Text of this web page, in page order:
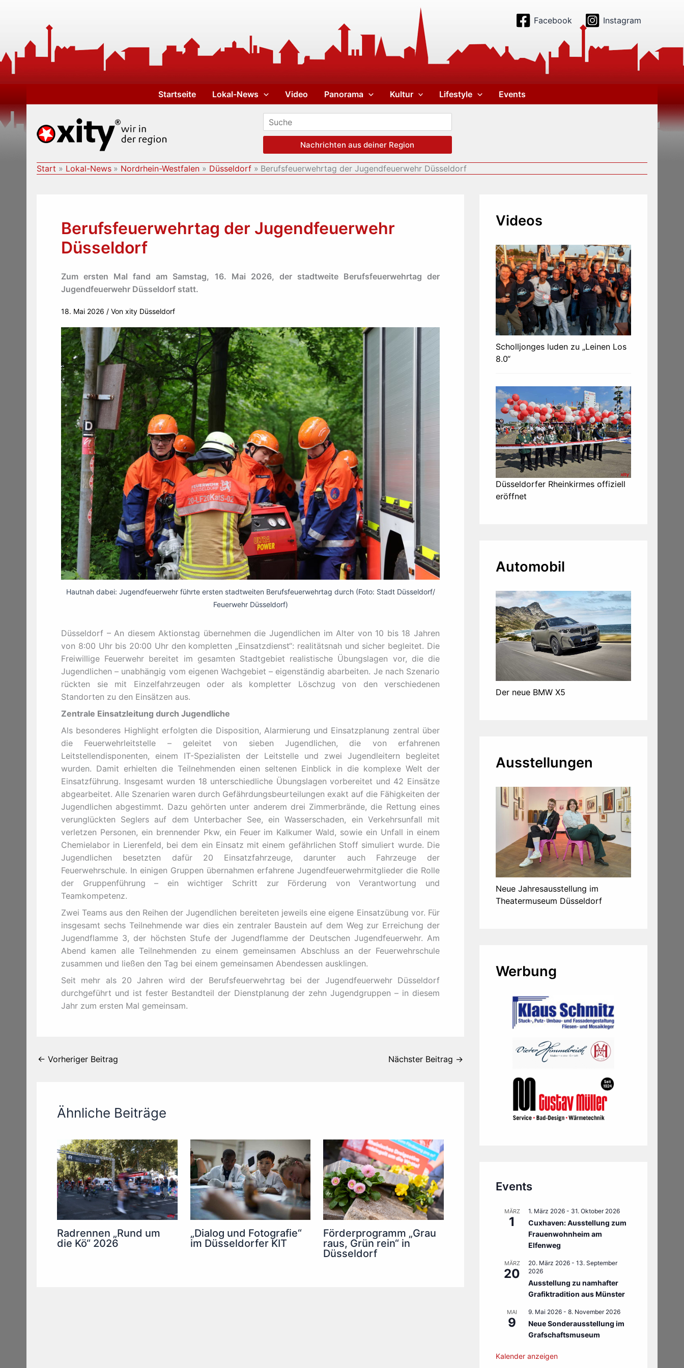
Facebook Instagram
Startseite Lokal-News Video Panorama Kultur Lifestyle Events
Nachrichten aus deiner Region
Start Lokal-News Nordrhein-Westfalen Düsseldorf Berufsfeuerwehrtag der Jugendfeuerwehr Düsseldorf
Berufsfeuerwehrtag der Jugendfeuerwehr
Düsseldorf
Zum ersten Mal fand am Samstag, 16. Mai 2026, der stadtweite Berufsfeuerwehrtag der
Jugendfeuerwehr Düsseldorf statt.
18. Mai 2026 / Von xity Düsseldorf
Hautnah dabei: Jugendfeuerwehr führte ersten stadtweiten Berufsfeuerwehrtag durch (Foto: Stadt Düsseldorf/
Feuerwehr Düsseldorf)
Düsseldorf – An diesem Aktionstag übernehmen die Jugendlichen im Alter von 10 bis 18 Jahren
von 8:00 Uhr bis 20:00 Uhr den kompletten „Einsatzdienst“: realitätsnah und sicher begleitet. Die
Freiwillige Feuerwehr bereitet im gesamten Stadtgebiet realistische Übungslagen vor, die die
Jugendlichen – unabhängig vom eigenen Wachgebiet – eigenständig abarbeiten. Je nach Szenario
rückten sie mit Einzelfahrzeugen oder als kompletter Löschzug von den verschiedenen
Standorten zu den Einsätzen aus.
Zentrale Einsatzleitung durch Jugendliche
Als besonderes Highlight erfolgten die Disposition, Alarmierung und Einsatzplanung zentral über
die Feuerwehrleitstelle – geleitet von sieben Jugendlichen, die von erfahrenen
Leitstellendisponenten, einem IT-Spezialisten der Leitstelle und zwei Jugendleitern begleitet
wurden. Damit erhielten die Teilnehmenden einen seltenen Einblick in die komplexe Welt der
Einsatzführung. Insgesamt wurden 18 unterschiedliche Übungslagen vorbereitet und 42 Einsätze
abgearbeitet. Alle Szenarien waren durch Gefährdungsbeurteilungen exakt auf die Fähigkeiten der
Jugendlichen abgestimmt. Dazu gehörten unter anderem drei Zimmerbrände, die Rettung eines
verunglückten Seglers auf dem Unterbacher See, ein Wasserschaden, ein Verkehrsunfall mit
verletzen Personen, ein brennender Pkw, ein Feuer im Kalkumer Wald, sowie ein Unfall in einem
Chemielabor in Lierenfeld, bei dem ein Einsatz mit einem gefährlichen Stoff simuliert wurde. Die
Jugendlichen besetzten dafür 20 Einsatzfahrzeuge, darunter auch Fahrzeuge der
Feuerwehrschule. In einigen Gruppen übernahmen erfahrene Jugendfeuerwehrmitglieder die Rolle
der Gruppenführung – ein wichtiger Schritt zur Förderung von Verantwortung und
Teamkompetenz.
Zwei Teams aus den Reihen der Jugendlichen bereiteten jeweils eine eigene Einsatzübung vor. Für
insgesamt sechs Teilnehmende war dies ein zentraler Baustein auf dem Weg zur Erreichung der
Jugendflamme 3, der höchsten Stufe der Jugendflamme der Deutschen Jugendfeuerwehr. Am
Abend kamen alle Teilnehmenden zu einem gemeinsamen Abschluss an der Feuerwehrschule
zusammen und ließen den Tag bei einem gemeinsamen Abendessen ausklingen.
Seit mehr als 20 Jahren wird der Berufsfeuerwehrtag bei der Jugendfeuerwehr Düsseldorf
durchgeführt und ist fester Bestandteil der Dienstplanung der zehn Jugendgruppen – in diesem
Jahr zum ersten Mal gemeinsam.
← Vorheriger Beitrag Nächster Beitrag →
Ähnliche Beiträge
Radrennen „Rund um
die Kö“ 2026
„Dialog und Fotografie“
im Düsseldorfer KIT
Förderprogramm „Grau
raus, Grün rein“ in
Düsseldorf
Videos
Scholljonges luden zu „Leinen Los
8.0“
Düsseldorfer Rheinkirmes offiziell
eröffnet
Automobil
Der neue BMW X5
Ausstellungen
Neue Jahresausstellung im
Theatermuseum Düsseldorf
Werbung
Events
MÄRZ
1
1. März 2026 - 31. Oktober 2026
Cuxhaven: Ausstellung zum
Frauenwohnheim am
Elfenweg
MÄRZ
20
20. März 2026 - 13. September
2026
Ausstellung zu namhafter
Grafiktradition aus Münster
MAI
9
9. Mai 2026 - 8. November 2026
Neue Sonderausstellung im
Grafschaftsmuseum
Kalender anzeigen